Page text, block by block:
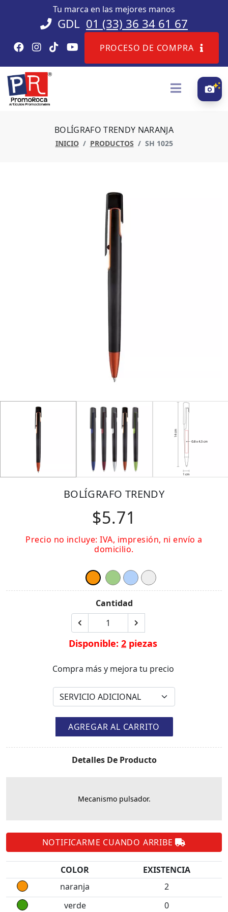
Tu marca en las mejores manos
GDL 01 (33) 36 34 61 67
PROCESO DE COMPRA
BOLÍGRAFO TRENDY NARANJA
INICIO PRODUCTOS SH 1025
BOLÍGRAFO TRENDY
$5.71
Precio no incluye: IVA, impresión, ni envío a
domicilio.
Cantidad
Disponible: 2 piezas
Compra más y mejora tu precio
AGREGAR AL CARRITO
Detalles De Producto
Mecanismo pulsador.
NOTIFICARME CUANDO ARRIBE
COLOR
EXISTENCIA
naranja
2
verde
0